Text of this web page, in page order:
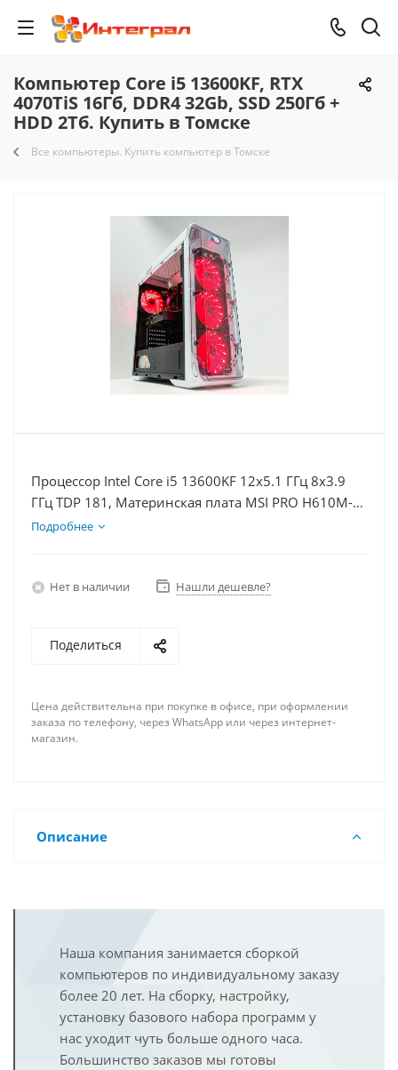
Компьютер Core i5 13600KF, RTX
4070TiS 16Гб, DDR4 32Gb, SSD 250Гб +
HDD 2Тб. Купить в Томске
Все компьютеры. Купить компьютер в Томске
Процессор Intel Core i5 13600KF 12x5.1 ГГц 8x3.9
ГГц TDP 181, Материнская плата MSI PRO H610M-E,
Видеокарта RTX 4070TiS 16Гб, Память DDR4 32Gb,
Подробнее
Нет в наличии Нашли дешевле?
Поделиться
Цена действительна при покупке в офисе, при оформлении
заказа по телефону, через WhatsApp или через интернет-
магазин.
Описание
Наша компания занимается сборкой
компьютеров по индивидуальному заказу
более 20 лет. На сборку, настройку,
установку базового набора программ у
нас уходит чуть больше одного часа.
Большинство заказов мы готовы